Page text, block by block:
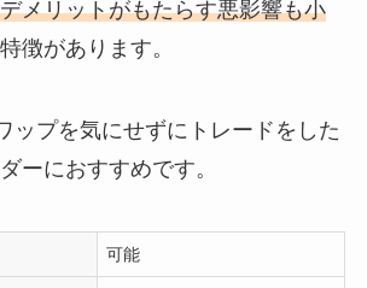
メリットがもたらす悪影響も小
徴があります。
ップを気にせずにトレードをした
ーにおすすめです。
可能